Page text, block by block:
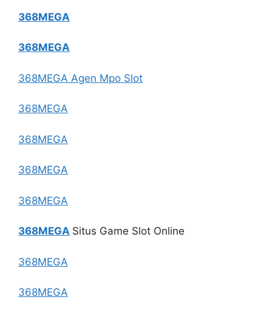
368MEGA
368MEGA
368MEGA Agen Mpo Slot
368MEGA
368MEGA
368MEGA
368MEGA
368MEGA Situs Game Slot Online
368MEGA
368MEGA